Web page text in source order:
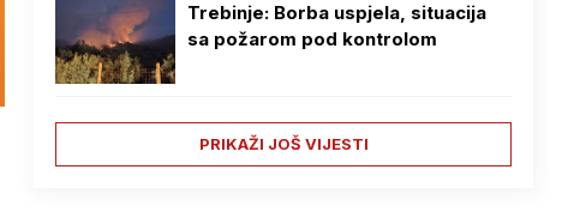
Trebinje: Borba uspjela, situacija
sa požarom pod kontrolom
PRIKAŽI JOŠ VIJESTI